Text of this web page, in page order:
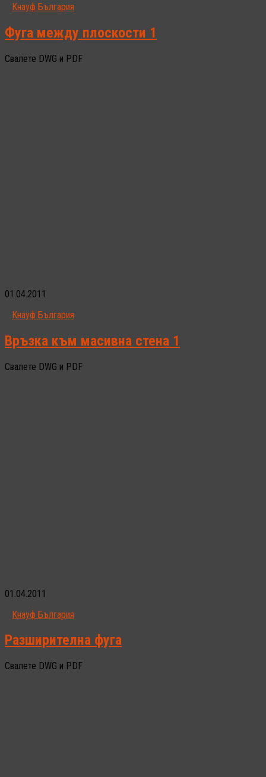
Кнауф България
Фуга между плоскости 1
Свалете DWG и PDF
01.04.2011
Кнауф България
Връзка към масивна стена 1
Свалете DWG и PDF
01.04.2011
Кнауф България
Разширителна фуга
Свалете DWG и PDF